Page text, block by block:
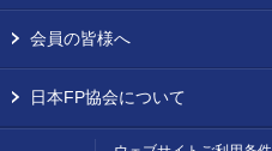
会員の皆様へ
日本FP協会について